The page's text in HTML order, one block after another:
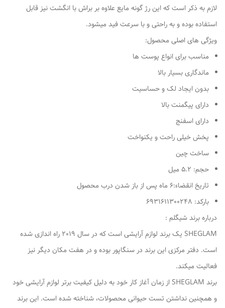
لازم به ذکر است که این رژ گونه مایع علاوه بر براش با انگشت نیز قابل
استفاده بوده و به راحتی و با سرعت فید میشود.
ویژگی های اصلی محصول:
مناسب برای انواع پوست ها
ماندگاری بسیار بالا
بدون ایجاد لک و حساسیت
دارای پیگمنت بالا
دارای اسفنج
پخش خیلی راحت و یکنواخت
ساخت چین
حجم: 5.2 میل
تاریخ انقضاء:6 ماه پس از باز شدن درب محصول
بارکد: 6931611300248
درباره برند شیگلم :
SHEGLAM یک برند لوازم آرایشی است که در سال 2019 راه اندازی شده
است. دفتر مرکزی این برند در سنگاپور بوده و در هفت مکان دیگر نیز
فعالیت میکند.
برند SHEGLAM از زمان آغاز کار خود به دلیل کیفیت برتر لوازم آرایشی خود
و همچنین نداشتن تست حیوانی محصولات، شناخته شده است. این برند